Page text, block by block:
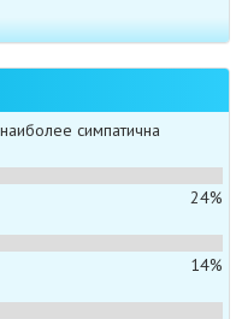
симпатична
24%
14%